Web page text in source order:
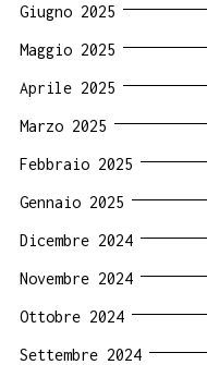
Giugno 2025
Maggio 2025
Aprile 2025
Marzo 2025
Febbraio 2025
Gennaio 2025
Dicembre 2024
Novembre 2024
Ottobre 2024
Settembre 2024